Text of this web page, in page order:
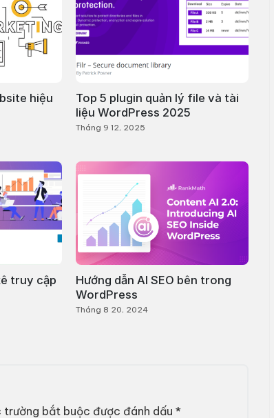
hiệu
Top 5 plugin quản lý file và tài
liệu WordPress 2025
Tháng 9 12, 2025
truy cập
Hướng dẫn AI SEO bên trong
WordPress
Tháng 8 20, 2024
trường bắt buộc được đánh dấu *